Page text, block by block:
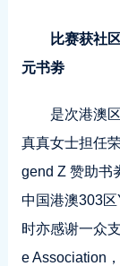
比赛获社
元书劵
是次港澳
真真女士担任
gend Z 赞助书
中国港澳303
时亦感谢一众
e Association